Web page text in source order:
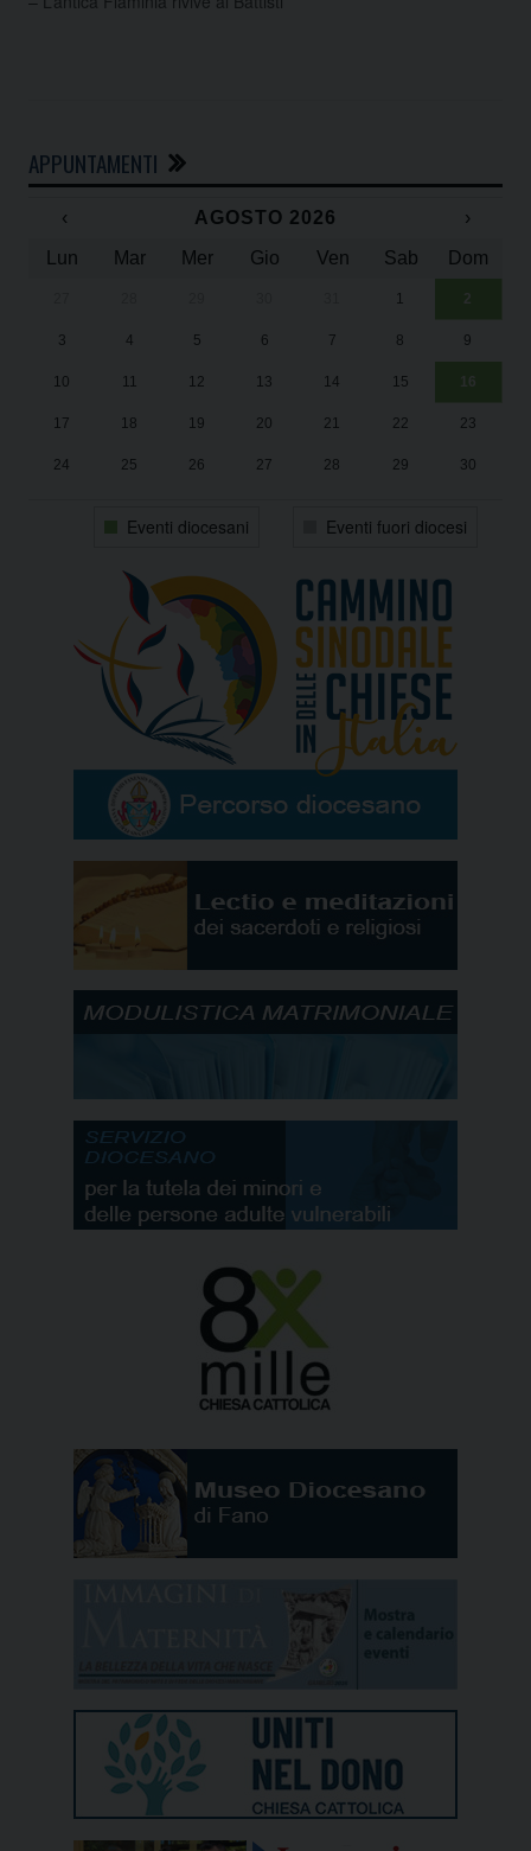
APPUNTAMENTI
‹ AGOSTO 2026
›
Lun
Mar Mer Gio Ven Sab Dom
1 2
3 4 5 6 7 8 9
10 11 12 13 14 15 16
17 18 19 20 21 22 23
24 25 26 27 28 29 30
Eventi diocesani Eventi fuori diocesi